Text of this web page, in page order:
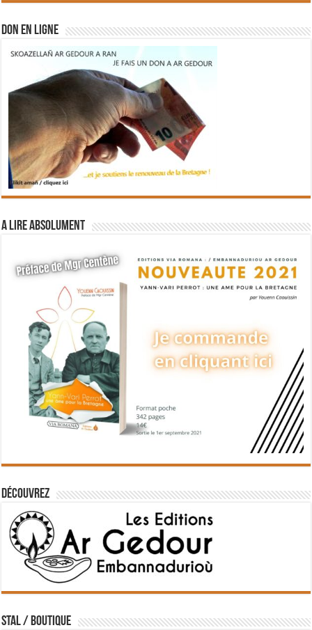
DON EN LIGNE
A lire absolument
Découvrez
STAL / BOUTIQUE